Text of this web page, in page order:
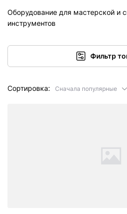
Оборудование для мастерской и
инструментов
Фильтр
Сортировка: Сначала популярные